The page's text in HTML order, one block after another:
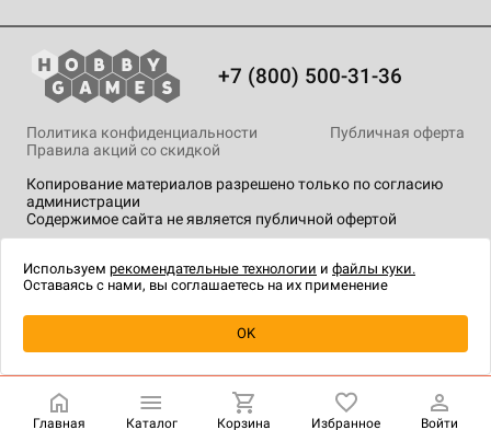
Уведомить о наличии
+7 (800) 500-31-36
Копирование материалов разрешено только по согласию
администрации
Содержимое сайта не является публичной офертой
Политика конфиденциальности
Публичная оферта
Правила акций со скидкой
технологии.
Главная Каталог Корзина Избранное Войти
Используем рекомендательные технологии и файлы куки.
Оставаясь с нами, вы соглашаетесь на их применение
OK